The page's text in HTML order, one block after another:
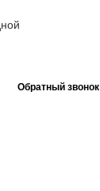
Обратный звонок